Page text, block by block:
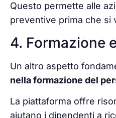
Questo permette alle
preventive prima che si
4. Formazione
Un altro aspetto
nella formazione del
La piattaforma offre
aiutano i dipendenti a